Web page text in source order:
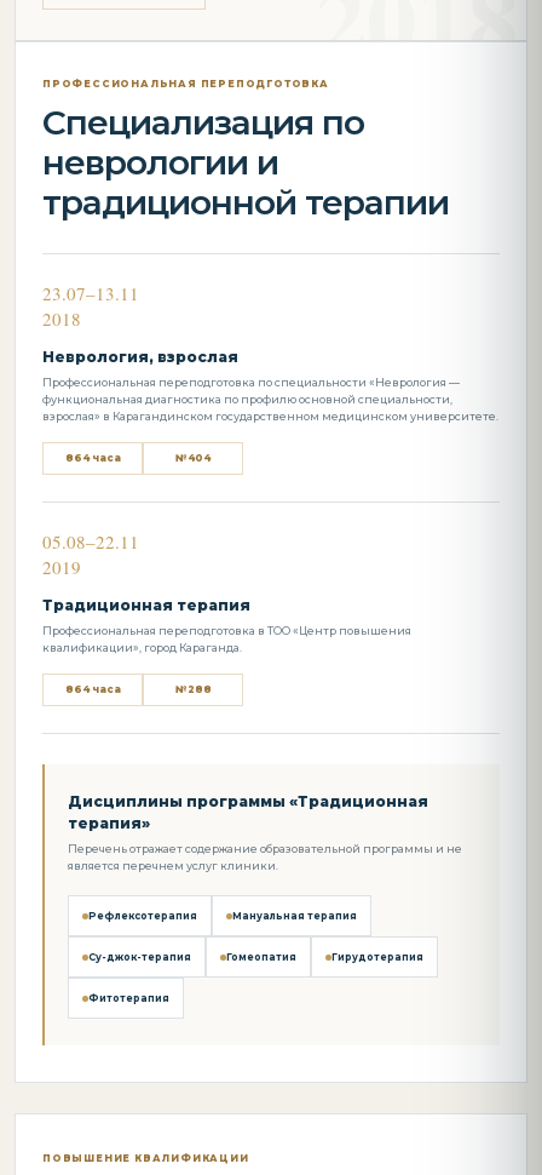
ПРОФЕССИОНАЛЬНАЯ ПЕРЕПОДГОТОВКА
Специализация по
неврологии и
традиционной терапии
23.07–13.11
2018
Неврология, взрослая
Профессиональная переподготовка по специальности «Неврология —
функциональная диагностика по профилю основной специальности,
взрослая» в Карагандинском государственном медицинском университете.
864 часа №404
05.08–22.11
2019
Традиционная терапия
Профессиональная переподготовка в ТОО «Центр повышения
квалификации», город Караганда.
864 часа №288
Дисциплины программы «Традиционная
терапия»
Перечень отражает содержание образовательной программы и не
является перечнем услуг клиники.
Рефлексотерапия Мануальная терапия
Су-джок-терапия Гомеопатия Гирудотерапия
Фитотерапия
ПОВЫШЕНИЕ КВАЛИФИКАЦИИ